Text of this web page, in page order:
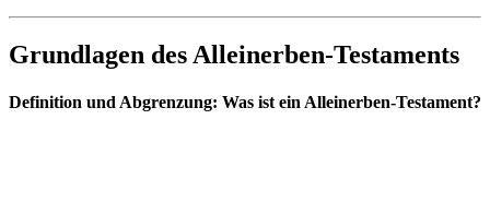
Grundlagen des Alleinerben-Testaments
Definition und Abgrenzung: Was ist ein Alleinerben-Testament?